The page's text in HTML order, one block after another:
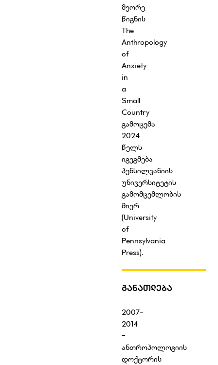
მეორე
წიგნის
The
Anthropology
of
Anxiety
in
a
Small
Country
გამოცემა
2024
წელს
იგეგმება
პენსილვანიის
უნივერსიტეტის
გამომცემლობის
მიერ
(University
of
Pennsylvania
Press).
ᲒᲐᲜᲐᲗᲚᲔᲑᲐ
2007-
2014
-
ანთროპოლოგიის
დოქტორის